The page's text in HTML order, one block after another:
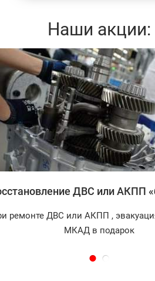
Наши акции:
Записаться
ДВС или АКПП
ремонте ДВС или АКПП ,
МКАД в подарок